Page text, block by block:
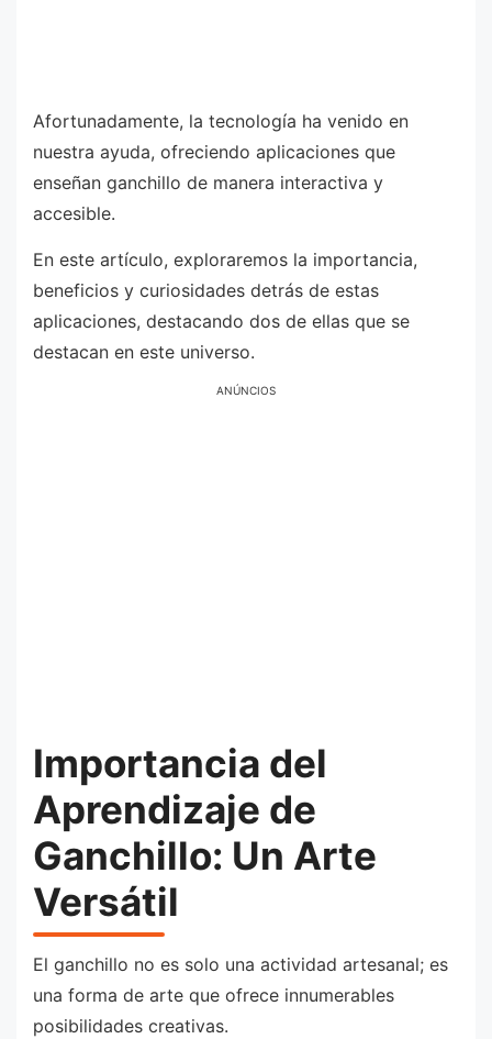
Afortunadamente, la tecnología ha venido en
nuestra ayuda, ofreciendo aplicaciones que
enseñan ganchillo de manera interactiva y
accesible.
En este artículo, exploraremos la importancia,
beneficios y curiosidades detrás de estas
aplicaciones, destacando dos de ellas que se
destacan en este universo.
ANÚNCIOS
Importancia del
Aprendizaje de
Ganchillo: Un Arte
Versátil
El ganchillo no es solo una actividad artesanal; es
una forma de arte que ofrece innumerables
posibilidades creativas.